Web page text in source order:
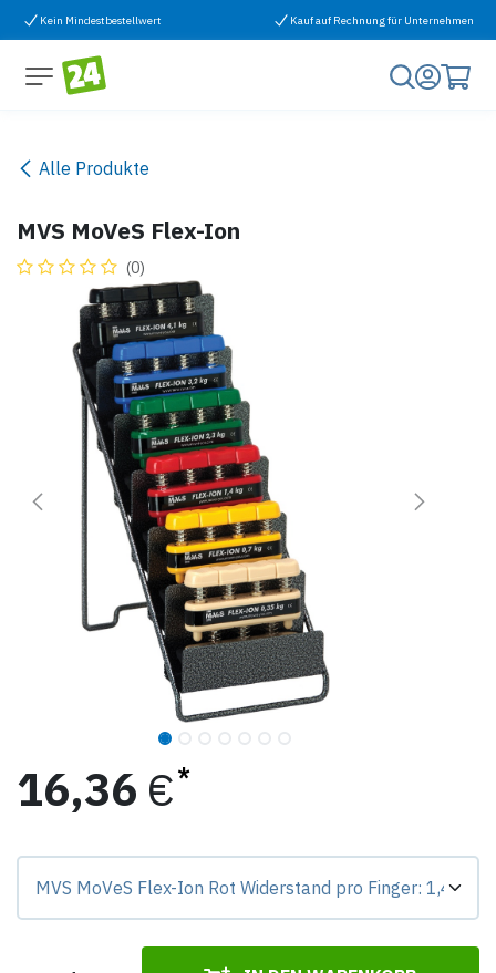
Zum Inhalt springen
Kein Mindestbestellwert Kauf auf Rechnung für Unternehmen
Alle Produkte
MVS MoVeS Flex-Ion
(0)
16,36 €